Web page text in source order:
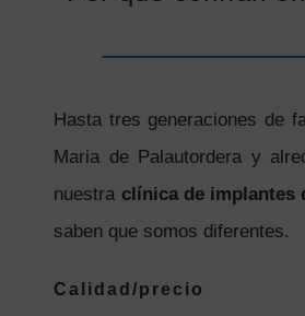
Hasta tres generaciones de
Maria de Palautordera y
nuestra clínica de implantes
saben que somos diferentes.
Calidad/precio